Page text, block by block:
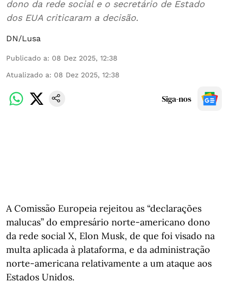
dono da rede social e o secretário de Estado
dos EUA criticaram a decisão.
DN/Lusa
Publicado a: 08 Dez 2025, 12:38
Atualizado a: 08 Dez 2025, 12:38
Siga-nos
A Comissão Europeia rejeitou as “declarações
malucas” do empresário norte-americano dono
da rede social X, Elon Musk, de que foi visado na
multa aplicada à plataforma, e da administração
norte-americana relativamente a um ataque aos
Estados Unidos.